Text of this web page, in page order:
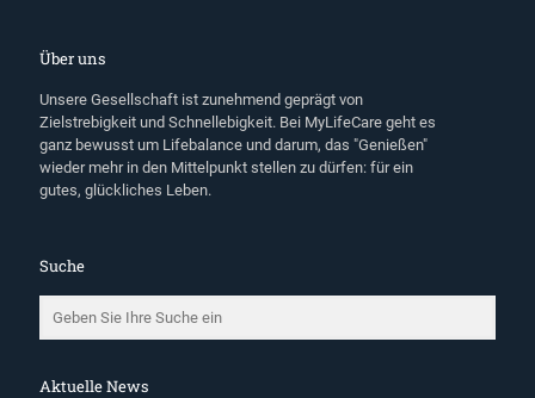
Über uns
Unsere Gesellschaft ist zunehmend geprägt von
Zielstrebigkeit und Schnellebigkeit. Bei MyLifeCare geht es
ganz bewusst um Lifebalance und darum, das "Genießen"
wieder mehr in den Mittelpunkt stellen zu dürfen: für ein
gutes, glückliches Leben.
Suche
Aktuelle News